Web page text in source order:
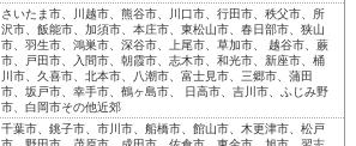
さいたま市、川越市、熊谷市、川口市、行田市、秩父市、所
沢市、飯能市、加須市、本庄市、東松山市、春日部市、狭山
市、羽生市、鴻巣市、深谷市、上尾市、草加市、 越谷市、蕨
市、戸田市、入間市、朝霞市、志木市、和光市、新座市、桶
川市、久喜市、北本市、八潮市、富士見市、三郷市、蒲田
市、坂戸市、幸手市、鶴ヶ島市、 日高市、吉川市、ふじみ野
市、白岡市その他近郊
千葉市、銚子市、市川市、船橋市、館山市、木更津市、松戸